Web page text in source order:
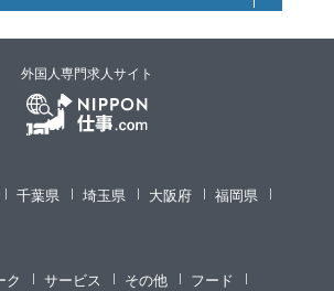
外国人専門求人サイト
千葉県 埼玉県 大阪府
福岡県
ク サービス その他
フード